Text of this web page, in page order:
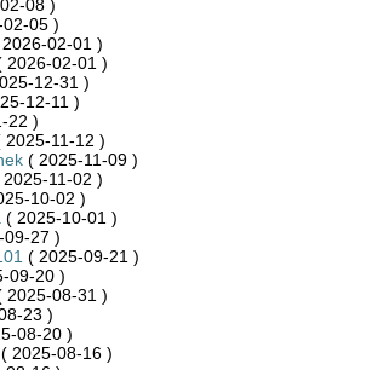
08 )
05 )
02-01 )
2026-02-01 )
12-31 )
12-11 )
22 )
2025-11-12 )
( 2025-11-09 )
2025-11-02 )
10-02 )
( 2025-10-01 )
09-27 )
( 2025-09-21 )
09-20 )
2025-08-31 )
23 )
08-20 )
( 2025-08-16 )